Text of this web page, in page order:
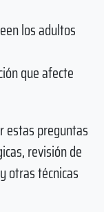
los adultos
que afecte
estas preguntas
revisión de
otras técnicas